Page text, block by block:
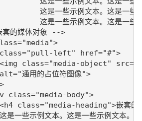
的媒体对象 -->
left" href="#">
class="media-object"
通用的占位符图像">
class="media-body">
class="media-heading">嵌套的
一些示例文本。这是一些示例文本。